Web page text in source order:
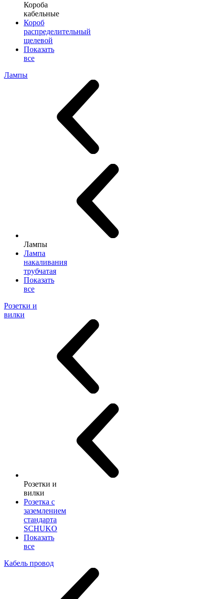
Короба
кабельные
Короб
распределительный
щелевой
Показать
все
Лампы
Лампы
Лампа
накаливания
трубчатая
Показать
все
Розетки и
вилки
Розетки и
вилки
Розетка с
заземлением
стандарта
SCHUKO
Показать
все
Кабель провод